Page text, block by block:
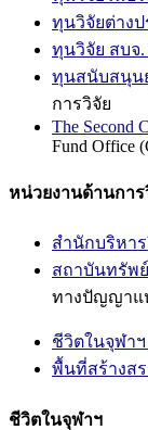
ทุนวิจัยต่างป
ทุนวิจัย สบจ.
ทุนสนับสนุน
การวิจัย
The Second
Fund Office
หน่วยงานด้านการ
สำนักบริหาร
สถาบันทรัพ
ทางปัญญาแ
ชีวิตในจุฬาฯ
พื้นที่สร้างส
ชีวิตในจุฬาฯ